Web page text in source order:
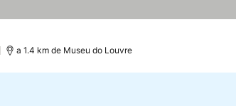
a 1.4 km de Museu do Louvre